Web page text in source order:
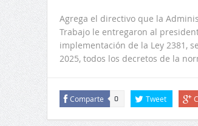
Agrega el directivo que la
Trabajo le entregaron al
implementación de la Ley 2381,
2025, todos los decretos de la
Comparte 0 Tweet